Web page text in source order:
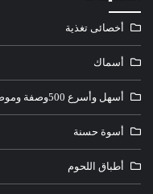
أخصائى تغذية
أسماك
أسهل وأسرع 500وصفة وموضوع
أسوة حسنة
أطباق اللحوم